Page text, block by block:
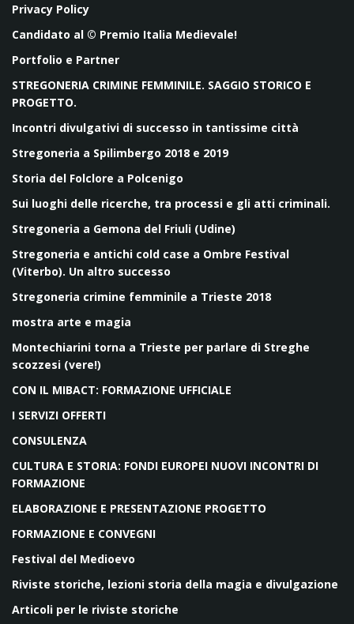
Privacy Policy
Candidato al © Premio Italia Medievale!
Portfolio e Partner
STREGONERIA CRIMINE FEMMINILE. SAGGIO STORICO E
PROGETTO.
Incontri divulgativi di successo in tantissime città
Stregoneria a Spilimbergo 2018 e 2019
Storia del Folclore a Polcenigo
Sui luoghi delle ricerche, tra processi e gli atti criminali.
Stregoneria a Gemona del Friuli (Udine)
Stregoneria e antichi cold case a Ombre Festival
(Viterbo). Un altro successo
Stregoneria crimine femminile a Trieste 2018
mostra arte e magia
Montechiarini torna a Trieste per parlare di Streghe
scozzesi (vere!)
CON IL MIBACT: FORMAZIONE UFFICIALE
I SERVIZI OFFERTI
CONSULENZA
CULTURA E STORIA: FONDI EUROPEI NUOVI INCONTRI DI
FORMAZIONE
ELABORAZIONE E PRESENTAZIONE PROGETTO
FORMAZIONE E CONVEGNI
Festival del Medioevo
Riviste storiche, lezioni storia della magia e divulgazione
Articoli per le riviste storiche